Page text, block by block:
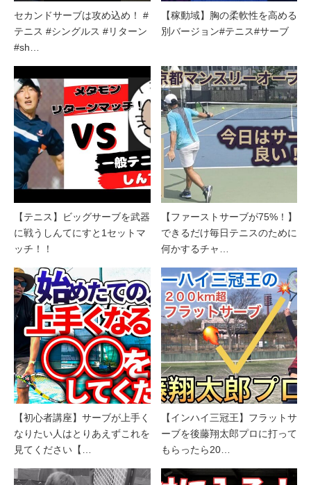
セカンドサーブは攻め込め！ #
テニス #シングルス #リターン
#sh…
【稼動域】胸の柔軟性を高める
別バージョン#テニス#サーブ
【テニス】ビッグサーブを武器
に戦うしんてにすと1セットマ
ッチ！！
【ファーストサーブが75%！】
できるだけ毎日テニスのために
何かするチャ…
【初心者講座】サーブが上手く
なりたい人はとりあえずこれを
見てください【…
【インハイ三冠王】フラットサ
ーブを後藤翔太郎プロに打って
もらったら20…